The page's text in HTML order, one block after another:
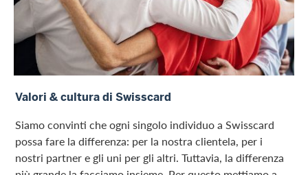
Cultura e valori
Valori & cultura di Swisscard
Siamo convinti che ogni singolo individuo a Swisscard
possa fare la differenza: per la nostra clientela, per i
nostri partner e gli uni per gli altri. Tuttavia, la differenza